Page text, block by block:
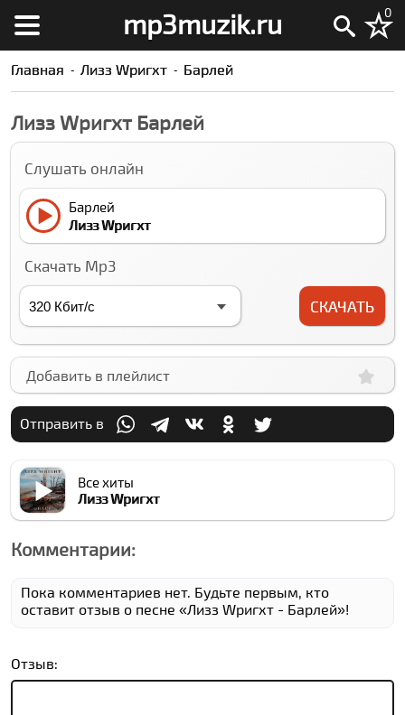
mp3muzik.ru 0
Главная Лизз Wригхт Барлей
Лизз Wригхт Барлей
Слушать онлайн
Барлей
Лизз Wригхт
Скачать Mp3
СКАЧАТЬ
Добавить в плейлист
Отправить в
Все хиты
Лизз Wригхт
Комментарии:
Пока комментариев нет. Будьте первым, кто
оставит отзыв о песне «Лизз Wригхт - Барлей»!
Отзыв: